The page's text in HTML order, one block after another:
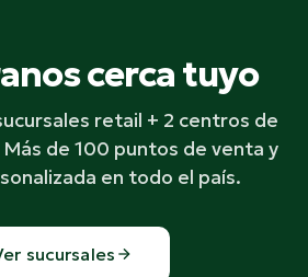
cerca tuyo
retail + 2 centros de
de 100 puntos de venta y
en todo el país.
sucursales